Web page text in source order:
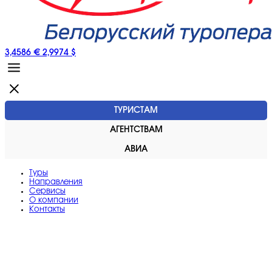
3,4586 € 2,9974 $
ТУРИСТАМ
АГЕНТСТВАМ
АВИА
Туры
Направления
Сервисы
O компании
Контакты